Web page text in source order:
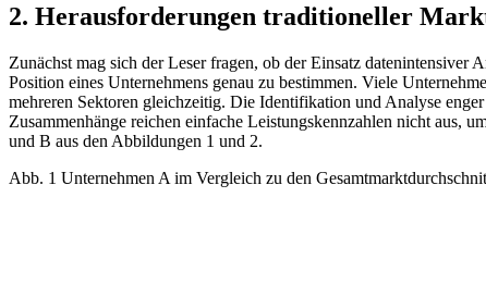
2. Herausforderungen traditioneller
Zunächst mag sich der Leser fragen, ob der Einsatz
Position eines Unternehmens genau zu bestimmen. Viele
mehreren Sektoren gleichzeitig. Die Identifikation und Analyse
Zusammenhänge reichen einfache Leistungskennzahlen nicht aus,
und B aus den Abbildungen 1 und 2.
Abb. 1 Unternehmen A im Vergleich zu den